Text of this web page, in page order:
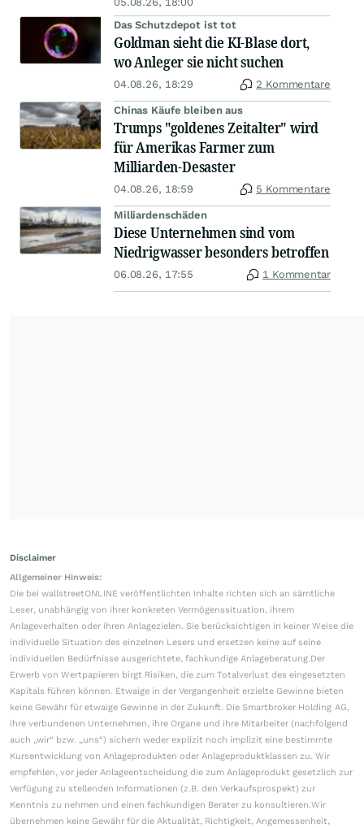
Das Schutzdepot ist tot
Goldman sieht die KI-Blase dort,
wo Anleger sie nicht suchen
04.08.26, 18:29 2 Kommentare
Chinas Käufe bleiben aus
Trumps "goldenes Zeitalter" wird
für Amerikas Farmer zum
Milliarden-Desaster
04.08.26, 18:59 5 Kommentare
Milliardenschäden
Diese Unternehmen sind vom
Niedrigwasser besonders betroffen
06.08.26, 17:55 1 Kommentar
Disclaimer
Allgemeiner Hinweis:
Die bei wallstreetONLINE veröffentlichten Inhalte richten sich an sämtliche
Leser, unabhängig von ihrer konkreten Vermögenssituation, ihrem
Anlageverhalten oder ihren Anlagezielen. Sie berücksichtigen in keiner Weise die
individuelle Situation des einzelnen Lesers und ersetzen keine auf seine
individuellen Bedürfnisse ausgerichtete, fachkundige Anlageberatung.Der
Erwerb von Wertpapieren birgt Risiken, die zum Totalverlust des eingesetzten
Kapitals führen können. Etwaige in der Vergangenheit erzielte Gewinne bieten
keine Gewähr für etwaige Gewinne in der Zukunft. Die Smartbroker Holding AG,
ihre verbundenen Unternehmen, ihre Organe und ihre Mitarbeiter (nachfolgend
auch „wir“ bzw. „uns“) sichern weder explizit noch implizit eine bestimmte
Kursentwicklung von Anlageprodukten oder Anlageproduktklassen zu. Wir
empfehlen, vor jeder Anlageentscheidung die zum Anlageprodukt gesetzlich zur
Verfügung zu stellenden Informationen (z.B. den Verkaufsprospekt) zur
Kenntnis zu nehmen und einen fachkundigen Berater zu konsultieren.Wir
übernehmen keine Gewähr für die Aktualität, Richtigkeit, Angemessenheit,